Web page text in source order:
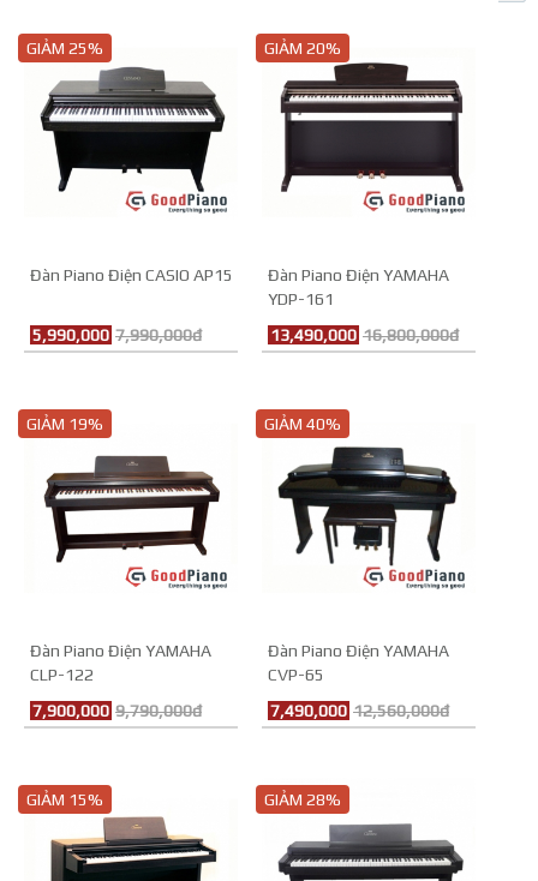
GIẢM 25%
Đàn Piano Điện CASIO AP15
5,990,000 7,990,000đ
GIẢM 20%
Đàn Piano Điện YAMAHA
YDP-161
13,490,000 16,800,000đ
GIẢM 19%
Đàn Piano Điện YAMAHA
CLP-122
7,900,000 9,790,000đ
GIẢM 40%
Đàn Piano Điện YAMAHA
CVP-65
7,490,000 12,560,000đ
GIẢM 15% GIẢM 28%